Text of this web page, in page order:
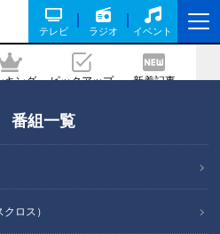
テレビ ラジオ イベント
キング ピックアップ 新着記事
番組一覧
ロス）
事に戻る